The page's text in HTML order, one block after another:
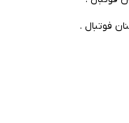
فوتبال .